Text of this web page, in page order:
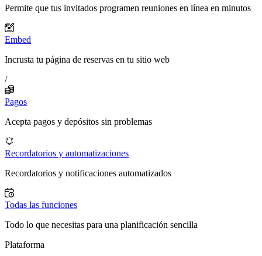
Permite que tus invitados programen reuniones en línea en minutos
Embed
Incrusta tu página de reservas en tu sitio web
/
Pagos
Acepta pagos y depósitos sin problemas
Recordatorios y automatizaciones
Recordatorios y notificaciones automatizados
Todas las funciones
Todo lo que necesitas para una planificación sencilla
Plataforma